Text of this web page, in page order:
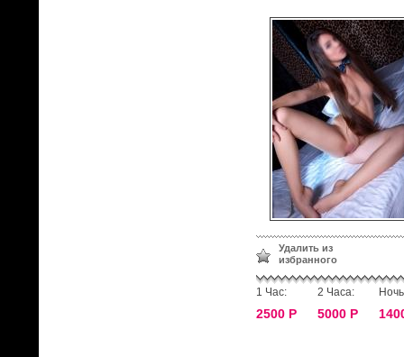
Удалить из
избранного
1 Час:
2500 Р
2 Часа:
5000 Р